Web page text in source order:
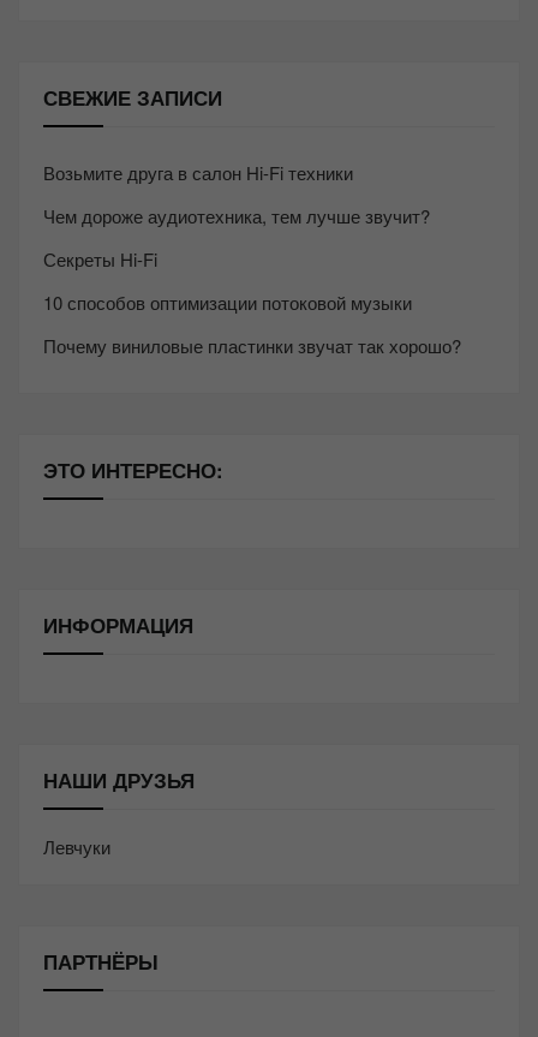
СВЕЖИЕ ЗАПИСИ
Возьмите друга в салон Hi-Fi техники
Чем дороже аудиотехника, тем лучше звучит?
Секреты Hi-Fi
10 способов оптимизации потоковой музыки
Почему виниловые пластинки звучат так хорошо?
ЭТО ИНТЕРЕСНО:
ИНФОРМАЦИЯ
НАШИ ДРУЗЬЯ
Левчуки
ПАРТНЁРЫ